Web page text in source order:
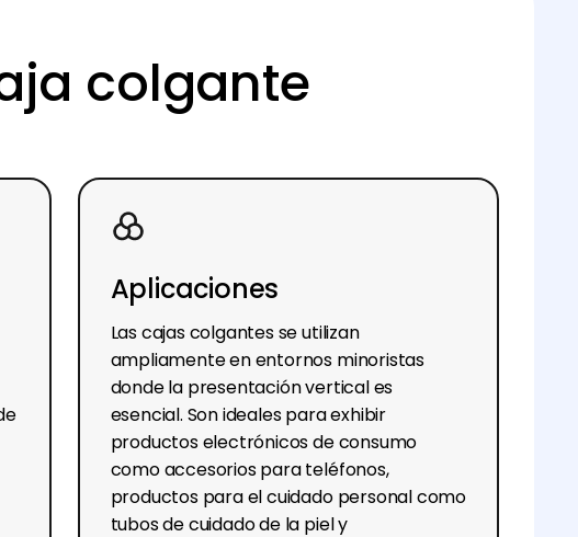
colgante
Aplicaciones
Las cajas colgantes se utilizan
ampliamente en entornos minoristas
donde la presentación vertical es
esencial. Son ideales para exhibir
productos electrónicos de consumo
como accesorios para teléfonos,
productos para el cuidado personal como
tubos de cuidado de la piel y